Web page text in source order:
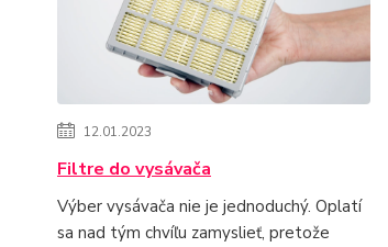
12.01.2023
Filtre do vysávača
Výber vysávača nie je jednoduchý. Oplatí
sa nad tým chvíľu zamyslieť, pretože